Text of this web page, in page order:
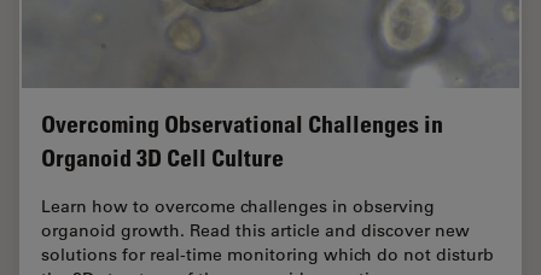
Overcoming Observational Challenges in
Organoid 3D Cell Culture
Learn how to overcome challenges in observing
organoid growth. Read this article and discover new
solutions for real-time monitoring which do not disturb